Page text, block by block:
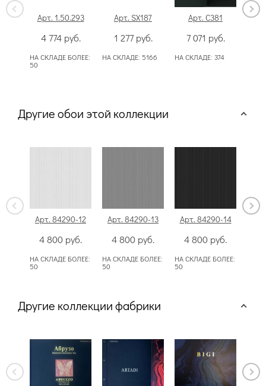
Арт. 1.50.293
4 774 руб.
НА СКЛАДЕ БОЛЕЕ:
50
Арт. SX187
1 277руб.
НА СКЛАДЕ: 5166
Арт. C381
7 071 руб.
НА СКЛАДЕ: 374
Другие обои этой коллекции
Арт. 84290-12
4 800 руб.
НА СКЛАДЕ БОЛЕЕ:
50
Арт. 84290-13
4 800 руб.
НА СКЛАДЕ БОЛЕЕ:
50
Арт. 84290-14
4 800 руб.
НА СКЛАДЕ БОЛЕЕ:
50
Другие коллекции фабрики